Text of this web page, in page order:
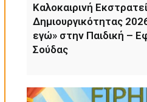
Καλοκαιρινή
Δημιουργικότητας
εγώ» στην Παιδική –
Σούδας